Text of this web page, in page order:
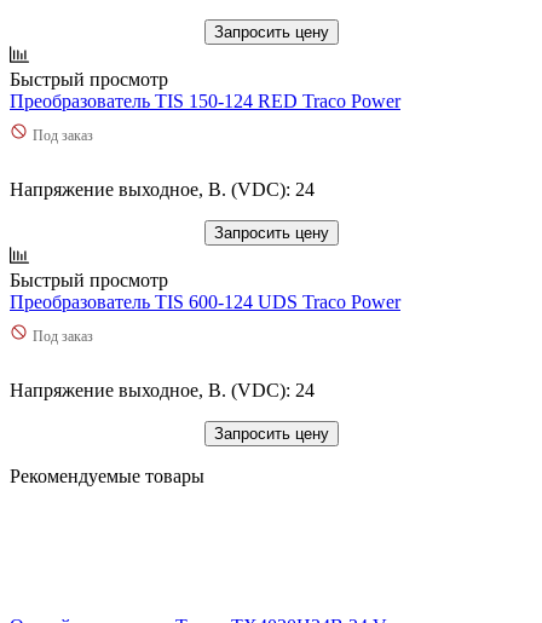
Запросить цену
Быстрый просмотр
Преобразователь TIS 150-124 RED Traco Power
Под заказ
Напряжение выходное, В. (VDC): 24
Запросить цену
Быстрый просмотр
Преобразователь TIS 600-124 UDS Traco Power
Под заказ
Напряжение выходное, В. (VDC): 24
Запросить цену
Рекомендуемые товары